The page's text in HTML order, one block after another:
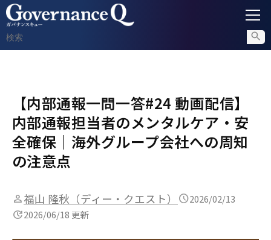
内部通報
コンプライアンス調査
セミナー情報
【内部通報一問一答#24 動画配信】
内部通報担当者のメンタルケア・安
全確保｜海外グループ会社への周知
の注意点
福山 隆秋（ディー・クエスト）
2026/02/13
2026/06/18 更新